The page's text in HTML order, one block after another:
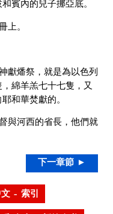
賓內的兒子挪亞底。
上。
獻燔祭，就是為以色列
綿羊羔七十七隻，又
和華焚獻的。
與河西的省長，他們就
下一章節 ►
– 索引